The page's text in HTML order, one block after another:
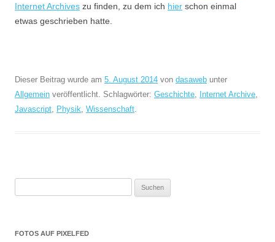
Internet Archives zu finden, zu dem ich hier schon einmal
etwas geschrieben hatte.
Dieser Beitrag wurde am 5. August 2014 von dasaweb unter
Allgemein veröffentlicht. Schlagwörter: Geschichte Internet Archive
Javascript
Physik Wissenschaft
FOTOS AUF PIXELFED